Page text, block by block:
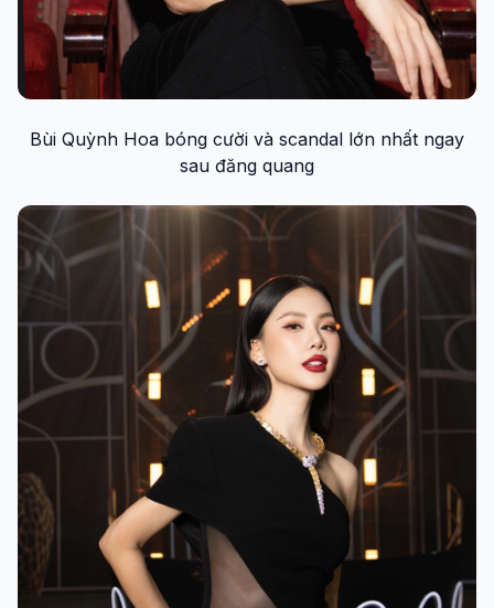
Bùi Quỳnh Hoa bóng cười và scandal lớn nhất ngay
sau đăng quang